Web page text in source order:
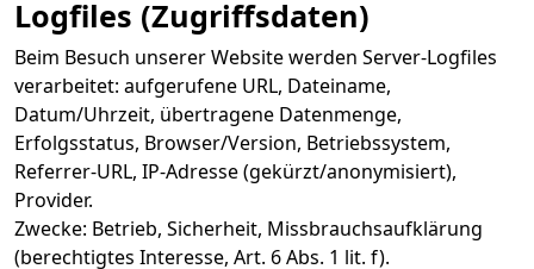
Logfiles (Zugriffsdaten)
Beim Besuch unserer Website werden Server-Logfiles
verarbeitet: aufgerufene URL, Dateiname,
Datum/Uhrzeit, übertragene Datenmenge,
Erfolgsstatus, Browser/Version, Betriebssystem,
Referrer-URL, IP-Adresse (gekürzt/anonymisiert),
Provider.
Zwecke: Betrieb, Sicherheit, Missbrauchsaufklärung
(berechtigtes Interesse, Art. 6 Abs. 1 lit. f).